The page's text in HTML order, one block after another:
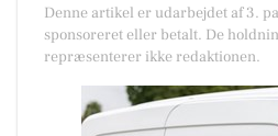
Denne artikel er udarbejdet af 3.
sponsoreret eller betalt. De
repræsenterer ikke redaktionen.